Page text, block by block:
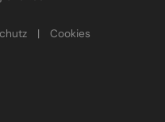
| Cookies